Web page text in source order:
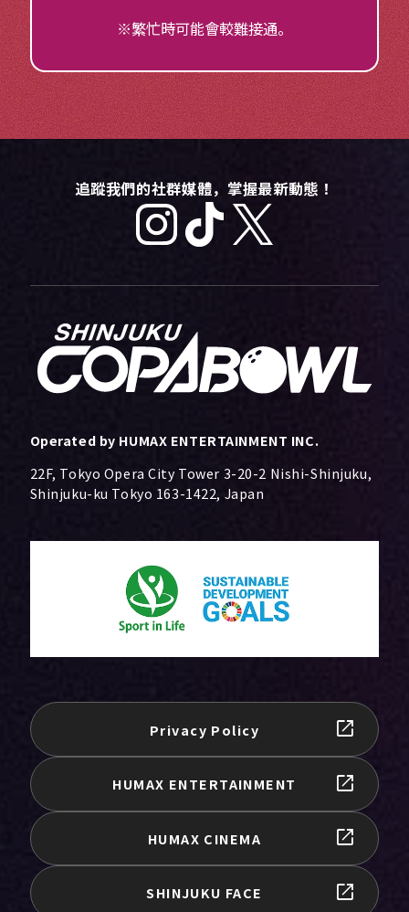
※繁忙時可能會較難接通。
追蹤我們的社群媒體，掌握最新動態！
Operated by HUMAX ENTERTAINMENT INC.
22F, Tokyo Opera City Tower 3-20-2 Nishi-Shinjuku,
Shinjuku-ku Tokyo 163-1422, Japan
Privacy Policy
HUMAX ENTERTAINMENT
HUMAX CINEMA
SHINJUKU FACE